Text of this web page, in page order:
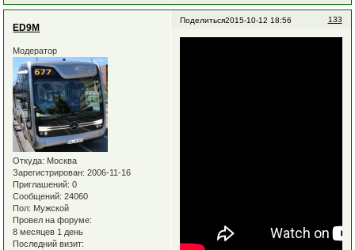
Поделиться 133
2015-10-12 18:56
ED9M
Модератор
Откуда: Москва
Зарегистрирован: 2006-11-16
Приглашений: 0
Сообщений: 24060
Пол: Мужской
Провел на форуме:
8 месяцев 1 день
Последний визит: